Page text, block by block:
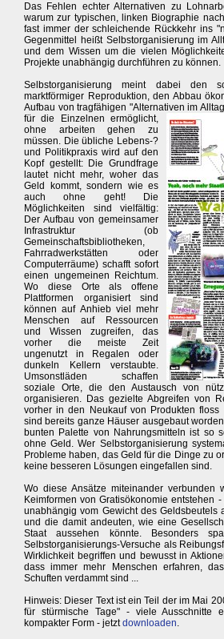
Das Fehlen echter Alternativen zu
warum zur typischen, linken Biographie
fast immer der schleichende Rückkehr ins
Gegenmittel heißt Selbstorganisierung im
und dem Wissen um die vielen
Projekte unabhängig durchführen zu können.
Selbstorganisierung meint dabei den
marktförmiger Reproduktion, den Abbau
Aufbau von tragfähigen "Alternativen im
für die Einzelnen ermöglicht,
ohne arbeiten gehen zu
müssen. Die übliche Lebens-?
und Politikpraxis wird auf den
Kopf gestellt: Die Grundfrage
lautet nicht mehr, woher das
Geld kommt, sondern wie es
auch ohne geht! Die
Möglichkeiten sind vielfältig:
Der Aufbau von gemeinsamer
Infrastruktur (ob
Gemeinschaftsbibliotheken,
Fahrradwerkstätten oder
Computerräume) schafft sofort
einen ungemeinen Reichtum.
Wo diese Orte als offene
Plattformen organisiert sind
können auf Anhieb viel mehr
Menschen auf Ressourcen
und Wissen zugreifen, das
vorher die meiste Zeit
ungenutzt in Regalen oder
dunkeln Kellern verstaubte.
Umsonstläden schaffen
soziale Orte, die den Austausch von
organisieren. Das gezielte Abgreifen von
vorher in den Neukauf von Produkten floss
sind bereits ganze Häuser ausgebaut
bunten Palette von Nahrungsmitteln ist so
ohne Geld. Wer Selbstorganisierung
Probleme haben, das Geld für die Dinge zu
keine besseren Lösungen eingefallen sind.
Wo diese Ansätze miteinander verbunden
Keimformen von Gratisökonomie entstehen
unabhängig vom Gewicht des Geldsbeutels
und die damit andeuten, wie eine
Staat aussehen könnte. Besonders
Selbstorganisierungs-Versuche als
Wirklichkeit begriffen und bewusst in
dass immer mehr Menschen erfahren,
Schuften verdammt sind ...
Hinweis: Dieser Text ist ein Teil der im Mai
für stürmische Tage" - viele Ausschnitte
kompakter Form - jetztdownloaden.